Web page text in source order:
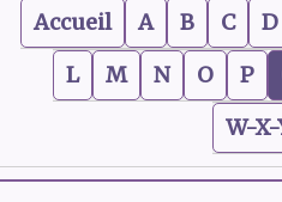
Accueil A B C D
L
M N O P
W-X-